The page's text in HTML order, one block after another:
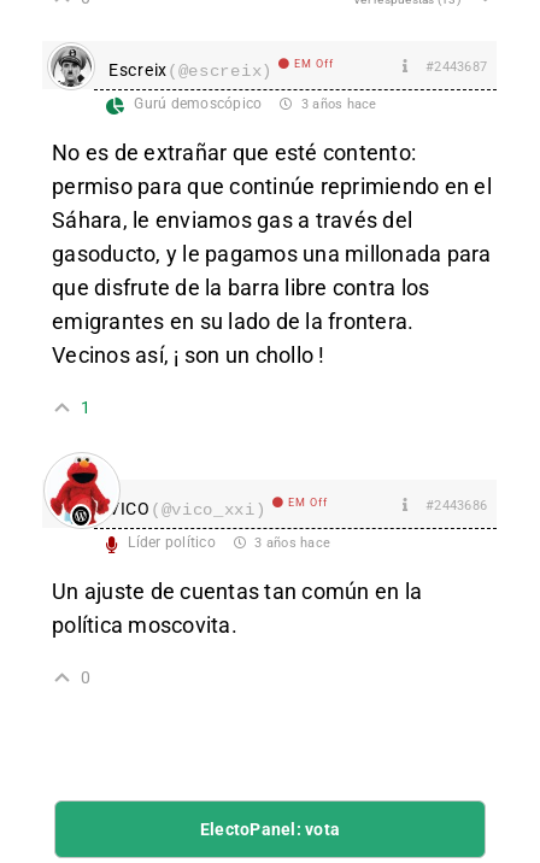
Escreix(@escreix) EM Off #2443687
Gurú demoscópico 3 años hace
No es de extrañar que esté contento:
permiso para que continúe reprimiendo en el
Sáhara, le enviamos gas a través del
gasoducto, y le pagamos una millonada para
que disfrute de la barra libre contra los
emigrantes en su lado de la frontera.
Vecinos así, ¡ son un chollo !
1
VICO (@vico_xxi) EM Off #2443686
Líder político 3 años hace
Un ajuste de cuentas tan común en la
política moscovita.
0
ElectoPanel: vota